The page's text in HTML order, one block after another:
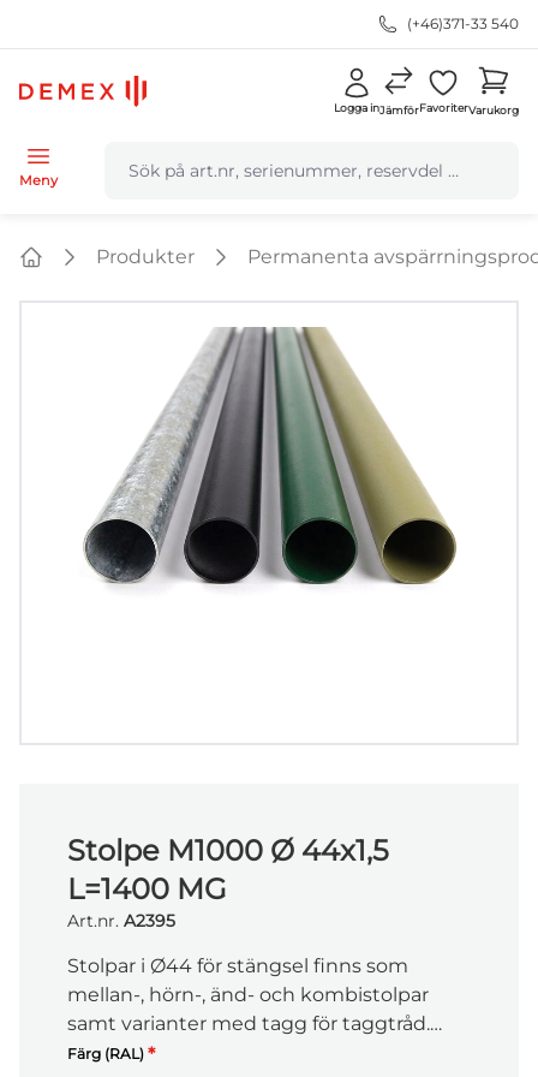
(+46)371-33 540
Logga inJämförFavoriterVarukorg
Meny
Produkter Permanenta
Stolpe M1000 Ø 44x1,5
L=1400 MG
Art.nr. A2395
Stolpar i Ø44 för stängsel finns som
mellan-, hörn-, änd- och kombistolpar
samt varianter med tagg för taggtråd.
Längden är anpassad för att matcha
Färg (RAL) *